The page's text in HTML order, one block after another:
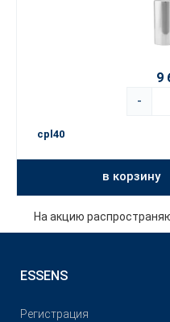
9
-
cpl40
в корзину
На акцию
ESSENS
Pегистрация